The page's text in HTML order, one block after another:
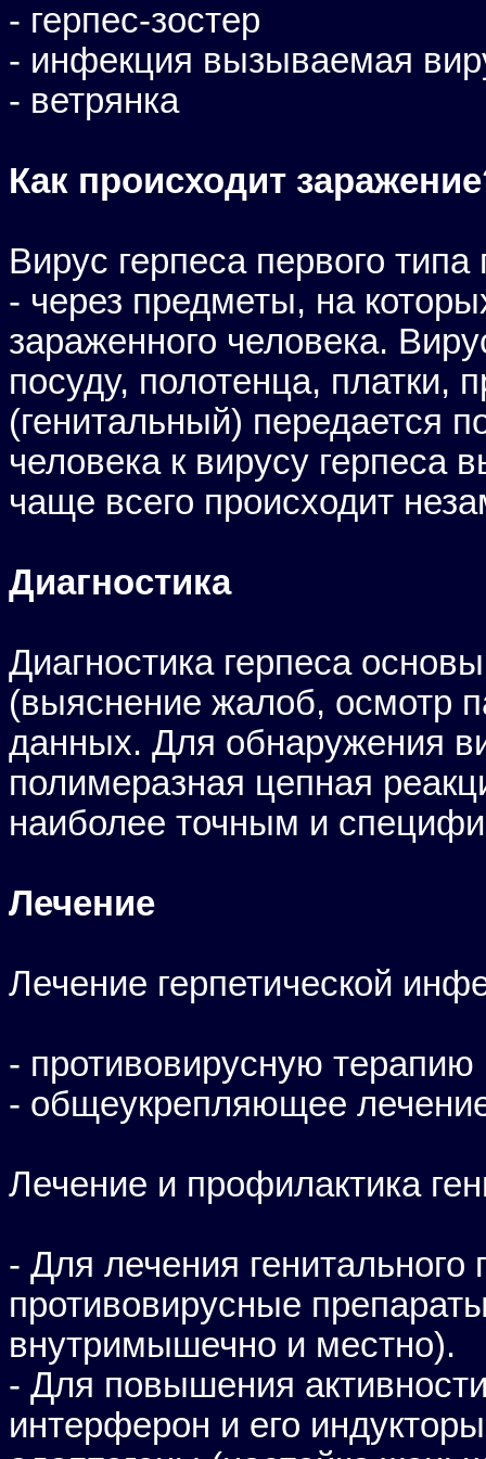
- герпес-зостер
- инфекция вызываемая
- ветрянка
Как происходит
Вирус герпеса первого
- через предметы, на
зараженного человека.
посуду, полотенца, платки,
(генитальный) передается
человека к вирусу герпеса
чаще всего происходит
Диагностика
Диагностика герпеса
(выяснение жалоб, осмотр
данных. Для обнаружения
полимеразная цепная
наиболее точным и
Лечение
Лечение герпетической
- противовирусную терапию
- общеукрепляющее
Лечение и профилактика
- Для лечения
противовирусные
внутримышечно и местно).
- Для повышения
интерферон и его